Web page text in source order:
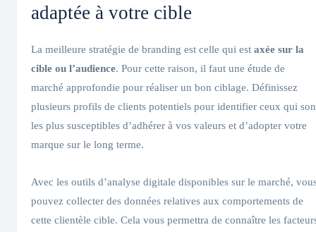
adaptée à votre cible
La meilleure stratégie de branding est celle qui est axée sur la
cible ou l’audience. Pour cette raison, il faut une étude de
marché approfondie pour réaliser un bon ciblage. Définissez
plusieurs profils de clients potentiels pour identifier ceux qui
les plus susceptibles d’adhérer à vos valeurs et d’adopter votre
marque sur le long terme.
Avec les outils d’analyse digitale disponibles sur le marché,
pouvez collecter des données relatives aux comportements de
cette clientèle cible. Cela vous permettra de connaître les